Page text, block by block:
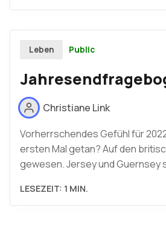
Leben Public
Christiane Link
Vorherrschendes Gefühl für
ersten Mal getan? Auf den
gewesen. Jersey und Guernsey
LESEZEIT: 1 MIN.